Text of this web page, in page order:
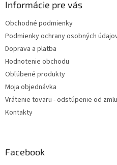
Informácie pre vás
Obchodné podmienky
Podmienky ochrany osobných
Doprava a platba
Hodnotenie obchodu
Obľúbené produkty
Moja objednávka
Vrátenie tovaru - odstúpenie od
Kontakty
Facebook